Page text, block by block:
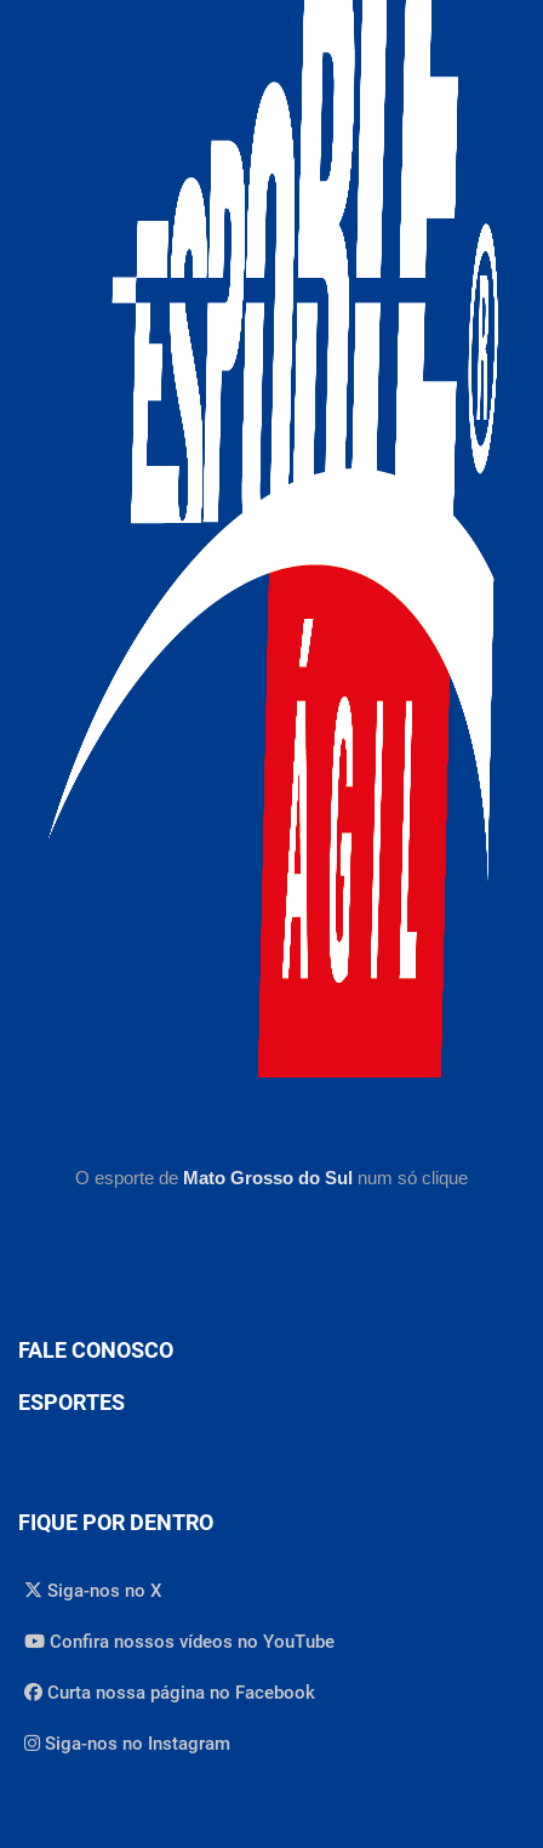
O esporte de Mato Grosso do Sul num só clique
FALE CONOSCO
ESPORTES
FIQUE POR DENTRO
Siga-nos no X
Confira nossos vídeos no YouTube
Curta nossa página no Facebook
Siga-nos no Instagram